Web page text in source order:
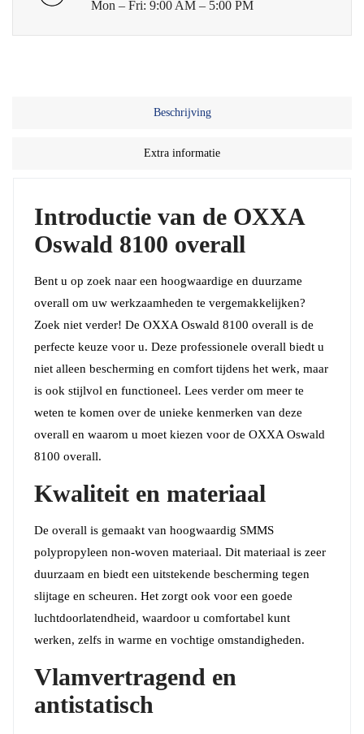
Mon – Fri: 9:00 AM – 5:00 PM
Beschrijving
Extra informatie
Introductie van de OXXA
Oswald 8100 overall
Bent u op zoek naar een hoogwaardige en duurzame
overall om uw werkzaamheden te vergemakkelijken?
Zoek niet verder! De OXXA Oswald 8100 overall is de
perfecte keuze voor u. Deze professionele overall biedt u
niet alleen bescherming en comfort tijdens het werk, maar
is ook stijlvol en functioneel. Lees verder om meer te
weten te komen over de unieke kenmerken van deze
overall en waarom u moet kiezen voor de OXXA Oswald
8100 overall.
Kwaliteit en materiaal
De overall is gemaakt van hoogwaardig SMMS
polypropyleen non-woven materiaal. Dit materiaal is zeer
duurzaam en biedt een uitstekende bescherming tegen
slijtage en scheuren. Het zorgt ook voor een goede
luchtdoorlatendheid, waardoor u comfortabel kunt
werken, zelfs in warme en vochtige omstandigheden.
Vlamvertragend en
antistatisch